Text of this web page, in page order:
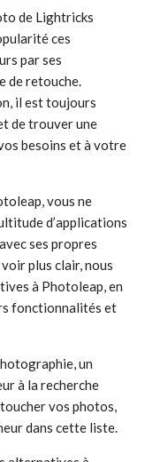
de Lightricks
ces
par ses
de retouche.
il est toujours
de trouver une
besoins et à votre
vous ne
d’applications
ses propres
plus clair, nous
à Photoleap, en
fonctionnalités et
un
à la recherche
vos photos,
dans cette liste.